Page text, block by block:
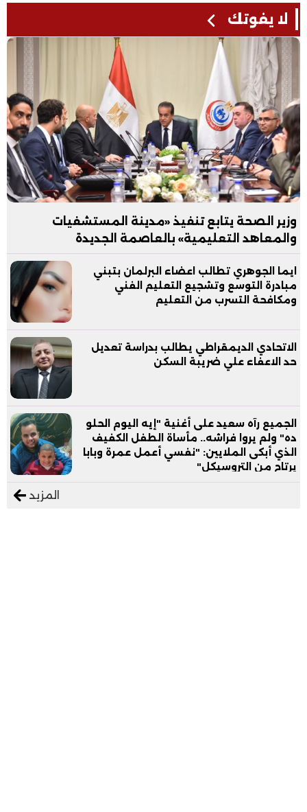
لا يفوتك
وزير الصحة يتابع تنفيذ «مدينة المستشفيات
والمعاهد التعليمية» بالعاصمة الجديدة
ايما الجوهري تطالب اعضاء البرلمان بتبني
مبادرة التوسع وتشجيع التعليم الفني
ومكافحة التسرب من التعليم
الاتحادي الديمقراطي يطالب بدراسة تعديل
حد الاعفاء علي ضريبة السكن
الجميع رآه سعيد على أغنية "إيه اليوم الحلو
ده" ولم يروا فراشه.. مأساة الطفل الكفيف
الذي أبكى الملايين: "نفسي أعمل عمرة وبابا
يرتاح من التروسيكل"
المزيد